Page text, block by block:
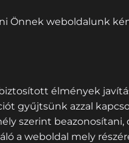
Önnek weboldalunk
élmények
gyűjtsünk azzal
szerint
a weboldal mely